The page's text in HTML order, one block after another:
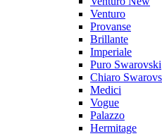
Venturo
Provanse
Brillante
Imperiale
Puro Swarovski
Chiaro
Medici
Vogue
Palazzo
Hermitage